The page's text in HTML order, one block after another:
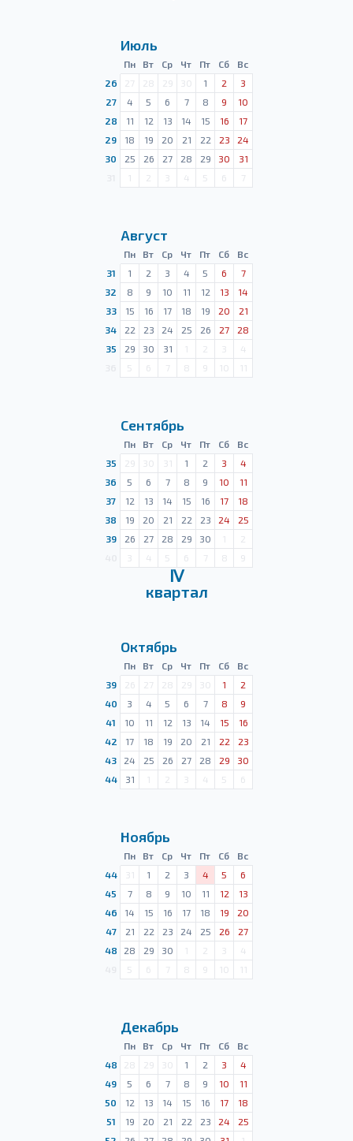
Июль
Пн Вт Ср Чт Пт Сб
Вс
26
27 28 29 30 1 2
3
27
4 5 6 7 8 9
10
28
11 12 13 14 15 16
17
29
18 19 20 21 22 23
24
30
25 26 27 28 29 30
31
1 2 3 4 5 6 7
Август
Пн Вт Ср Чт Пт Сб
Вс
31
1 2 3 4 5 6
7
32
8 9 10 11 12 13
14
33
15 16 17 18 19 20
21
34
22 23 24 25 26 27
28
35
29 30 31 1 2 3
4
5 6 7 8 9 10 11
Сентябрь
Пн Вт Ср Чт Пт Сб
Вс
35
29 30 31 1 2 3
4
36
5 6 7 8 9 10
11
37
12 13 14 15 16 17
18
38
19 20 21 22 23 24
25
39
26 27 28 29 30 1
2
3 4 5 6 7 8 9
Ⅳ
квартал
Октябрь
Пн Вт Ср Чт Пт Сб
Вс
39
26 27 28 29 30 1
2
40
3 4 5 6 7 8
9
41
10 11 12 13 14 15
16
42
17 18 19 20 21 22
23
43
24 25 26 27 28 29
30
44
31 1 2 3 4 5 6
Ноябрь
Пн Вт Ср Чт Пт Сб
Вс
44
31 1 2 3 4 5
6
45
7 8 9 10 11 12
13
46
14 15 16 17 18 19
20
47
21 22 23 24 25 26
27
48
28 29 30 1 2 3
4
5 6 7 8 9 10 11
Декабрь
Пн Вт Ср Чт Пт Сб
Вс
48
28 29 30 1 2 3
4
49
5 6 7 8 9 10
11
50
12 13 14 15 16 17
18
51
19 20 21 22 23 24
25